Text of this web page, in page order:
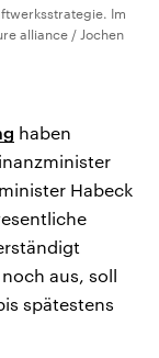
Im
alliance / Jochen
haben
Habeck
aus, soll
spätestens